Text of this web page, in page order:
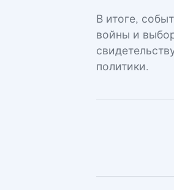
В итоге,
войны и
политики.